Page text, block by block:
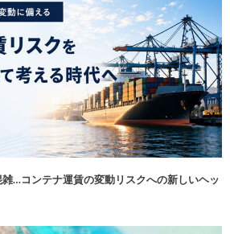
…コンテナ運賃の変動リスクへの新しいヘッ